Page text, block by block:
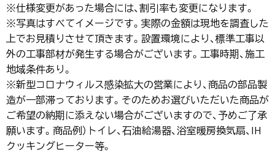
※仕様変更があった場合には、割引率も変更になります。
※写真はすべてイメージです。実際の金額は現地を調査した
上でお見積りさせて頂きます。設置環境により、標準工事以
外の工事部材が発生する場合がございます。工事時期、施工
地域条件あり。
※新型コロナウィルス感染拡大の営業により、商品の部品製
造が一部滞っております。そのためお選びいただいた商品が
ご希望の納期に添えない場合がございますので、予めご了承
願います。商品例）トイレ、石油給湯器、浴室暖房換気扇、IH
クッキングヒーター等。